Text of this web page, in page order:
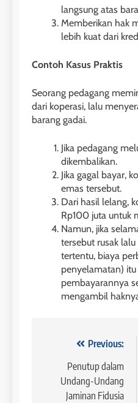
langsung atas
Memberikan hak
lebih kuat dari
Contoh Kasus Praktis
Seorang pedagang
dari koperasi, lalu
barang gadai.
Jika pedagang
dikembalikan.
Jika gagal bayar,
emas tersebut.
Dari hasil lelang,
Rp100 juta untuk
Namun, jika
tersebut rusak
tertentu, biaya
penyelamatan)
pembayarannya
mengambil
NavigasiPrevious:
Penutup dalam
Undang-Undang
Jaminan Fidusia